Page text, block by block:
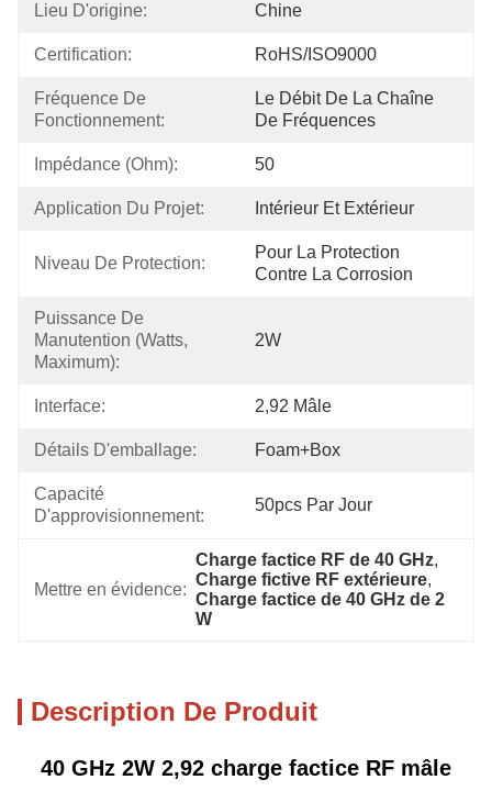
Lieu D'origine: Chine
Certification: RoHS/ISO9000
Fréquence De
Fonctionnement:
Le Débit De La Chaîne
De Fréquences
Impédance (Ohm): 50
Application Du Projet: Intérieur Et Extérieur
Niveau De Protection:
Pour La Protection
Contre La Corrosion
Puissance De
Manutention (watts,
Maximum):
2W
Interface: 2,92 Mâle
Détails D'emballage: Foam+box
Capacité
D'approvisionnement:
50pcs Par Jour
Mettre en évidence:
Charge factice RF de 40 GHz,
Charge fictive RF extérieure,
Charge factice de 40 GHz de 2
W
Description De Produit
40 GHz 2W 2,92 charge factice RF mâle